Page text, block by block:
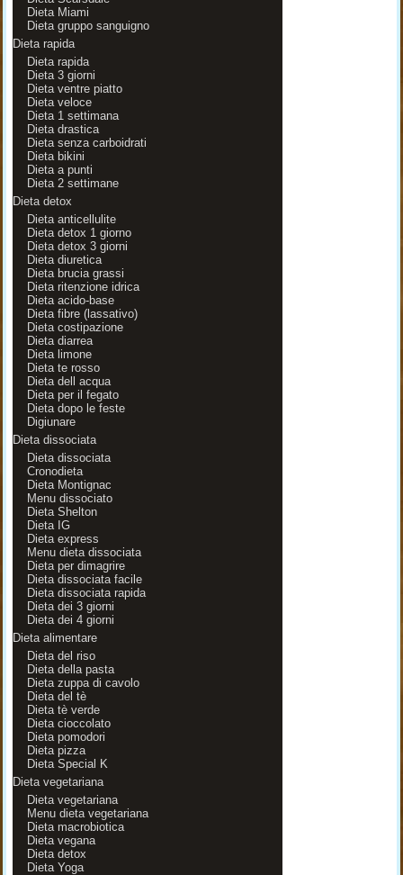
Dieta Miami
Dieta gruppo sanguigno
Dieta rapida
Dieta rapida
Dieta 3 giorni
Dieta ventre piatto
Dieta veloce
Dieta 1 settimana
Dieta drastica
Dieta senza carboidrati
Dieta bikini
Dieta a punti
Dieta 2 settimane
Dieta detox
Dieta anticellulite
Dieta detox 1 giorno
Dieta detox 3 giorni
Dieta diuretica
Dieta brucia grassi
Dieta ritenzione idrica
Dieta acido-base
Dieta fibre (lassativo)
Dieta costipazione
Dieta diarrea
Dieta limone
Dieta te rosso
Dieta dell acqua
Dieta per il fegato
Dieta dopo le feste
Digiunare
Dieta dissociata
Dieta dissociata
Cronodieta
Dieta Montignac
Menu dissociato
Dieta Shelton
Dieta IG
Dieta express
Menu dieta dissociata
Dieta per dimagrire
Dieta dissociata facile
Dieta dissociata rapida
Dieta dei 3 giorni
Dieta dei 4 giorni
Dieta alimentare
Dieta del riso
Dieta della pasta
Dieta zuppa di cavolo
Dieta del tè
Dieta tè verde
Dieta cioccolato
Dieta pomodori
Dieta pizza
Dieta Special K
Dieta vegetariana
Dieta vegetariana
Menu dieta vegetariana
Dieta macrobiotica
Dieta vegana
Dieta detox
Dieta Yoga